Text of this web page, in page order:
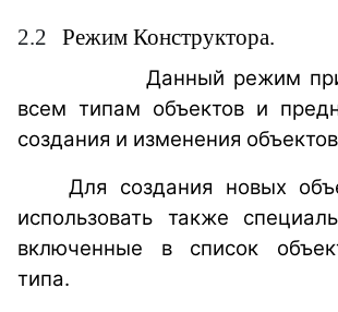
2.2 Режим Конструктора.
Данный режим
всем типам объектов и
создания и изменения
Для создания новых
использовать также
включенные в список
типа.